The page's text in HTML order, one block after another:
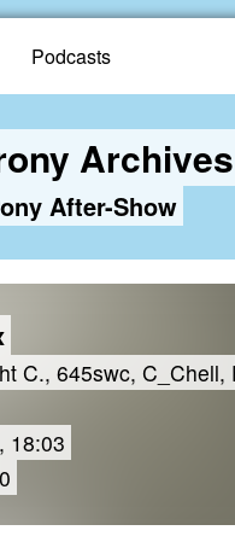
Podcasts
Archives
After-Show
C., 645swc,
18:03